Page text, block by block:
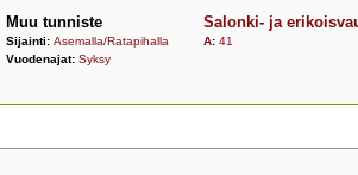
Muu tunniste
Sijainti: Asemalla/Ratapihalla
Vuodenajat: Syksy
Salonki- ja
A: 41